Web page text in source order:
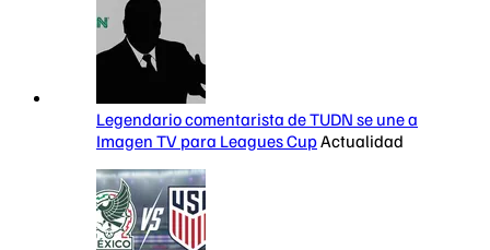
Legendario comentarista de TUDN se une a
Imagen TV para Leagues CupActualidad